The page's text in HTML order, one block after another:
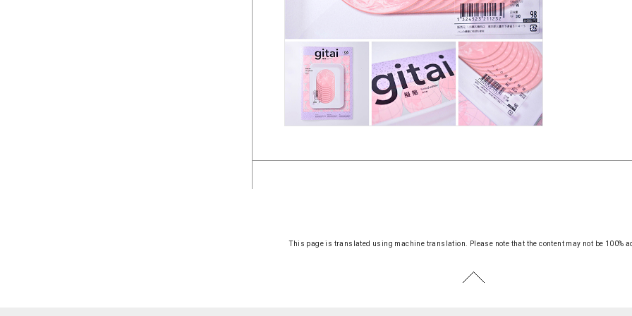
This page is translated using machine translation. Please note that the content may not be 100%